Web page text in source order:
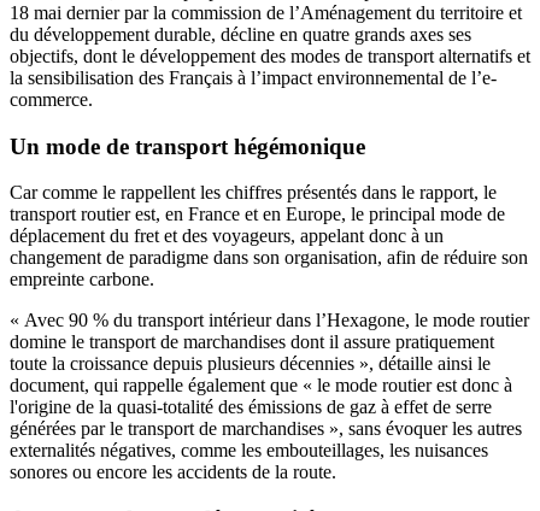
18 mai dernier par la commission de l’Aménagement du territoire et
du développement durable, décline en quatre grands axes ses
objectifs, dont le développement des modes de transport alternatifs et
la sensibilisation des Français à l’impact environnemental de l’e-
commerce.
Un mode de transport hégémonique
Car comme le rappellent les chiffres présentés dans le rapport, le
transport routier est, en France et en Europe, le principal mode de
déplacement du fret et des voyageurs, appelant donc à un
changement de paradigme dans son organisation, afin de réduire son
empreinte carbone.
« Avec 90 % du transport intérieur dans l’Hexagone, le mode routier
domine le transport de marchandises dont il assure pratiquement
toute la croissance depuis plusieurs décennies », détaille ainsi le
document, qui rappelle également que « le mode routier est donc à
l'origine de la quasi-totalité des émissions de gaz à effet de serre
générées par le transport de marchandises », sans évoquer les autres
externalités négatives, comme les embouteillages, les nuisances
sonores ou encore les accidents de la route.